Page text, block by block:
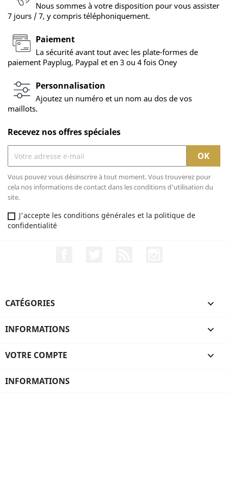
Nous sommes à votre disposition pour vous assister
7 jours / 7, y compris téléphoniquement.
Paiement
La sécurité avant tout avec les plate-formes de
paiement Payplug, Paypal et en 3 ou 4 fois Oney
Personnalisation
Ajoutez un numéro et un nom au dos de vos
maillots.
Recevez nos offres spéciales
Vous pouvez vous désinscrire à tout moment. Vous trouverez pour
cela nos informations de contact dans les conditions d'utilisation du
site.
J'accepte les conditions générales et la politique de
confidentialité
CATÉGORIES 
INFORMATIONS 
VOTRE COMPTE 
INFORMATIONS